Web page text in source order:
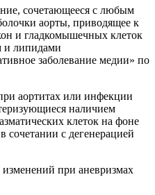
сочетающееся с любым
аорты, приводящее к
и гладкомышечных клеток
и липидами
заболевание медии» по
аортитах или инфекции
наличием
клеток на фоне
с дегенерацией
при аневризмах